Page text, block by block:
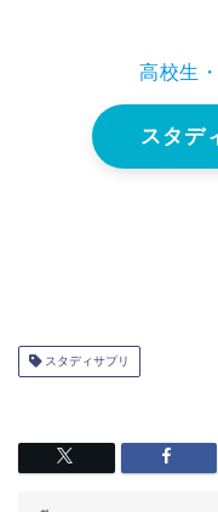
高校生
スタデ
スタディサプリ